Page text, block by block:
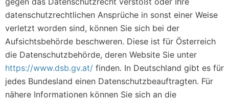
datenschutzrechtlichen Ansprüche in sonst einer Weise
verletzt worden sind, können Sie sich bei der
Aufsichtsbehörde beschweren. Diese ist für Österreich
die Datenschutzbehörde, deren Website Sie unter
https://www.dsb.gv.at/ finden. In Deutschland gibt es für
jedes Bundesland einen Datenschutzbeauftragten. Für
nähere Informationen können Sie sich an die